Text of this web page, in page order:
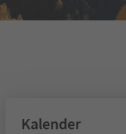
Kalender